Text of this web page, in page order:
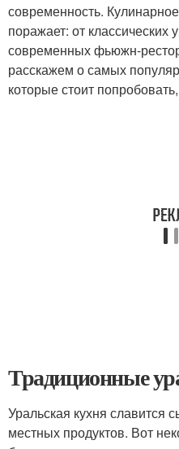
современность.
поражает: от классических
современных фьюжн-
расскажем о самых
которые стоит
Традиционные
Уральская кухня славится
местных продуктов. Вот